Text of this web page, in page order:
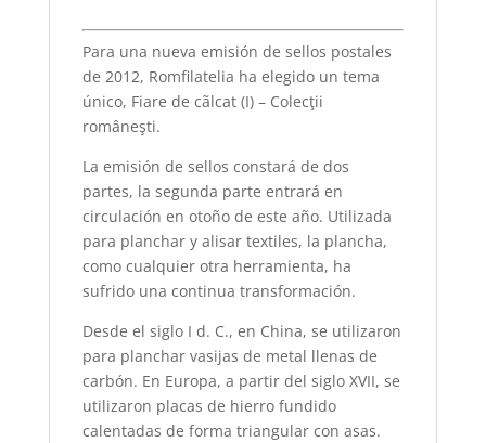
Para una nueva emisión de sellos postales
de 2012, Romfilatelia ha elegido un tema
único, Fiare de cãlcat (I) – Colecţii
româneşti.
La emisión de sellos constará de dos
partes, la segunda parte entrará en
circulación en otoño de este año. Utilizada
para planchar y alisar textiles, la plancha,
como cualquier otra herramienta, ha
sufrido una continua transformación.
Desde el siglo I d. C., en China, se utilizaron
para planchar vasijas de metal llenas de
carbón. En Europa, a partir del siglo XVII, se
utilizaron placas de hierro fundido
calentadas de forma triangular con asas.